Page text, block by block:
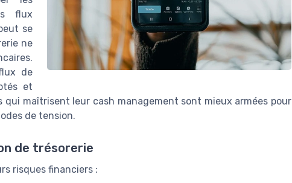
flux
se
ne
de
et
qui maîtrisent leur cash management sont mieux armées pour
de tension.
de trésorerie
risques financiers :